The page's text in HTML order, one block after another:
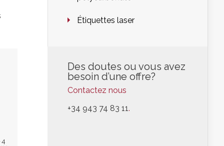
4
Étiquettes laser
Des doutes ou vous avez
besoin d’une offre?
Contactez nous
+34 943 74 83 11.